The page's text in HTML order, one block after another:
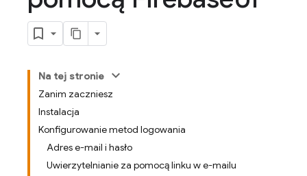
Na tej stronie
Zanim zaczniesz
Instalacja
Konfigurowanie metod logowania
Adres e-mail i hasło
Uwierzytelnianie za pomocą linku w e-mailu